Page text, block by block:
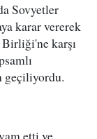
Sovyetler
karar vererek
karşı
geçiliyordu.
etti ve